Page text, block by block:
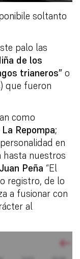
soltanto
palo las
de los
trianeros” o
que fueron
como
La Repompa;
en
hasta nuestros
Juan Peña “El
registro, de lo
a fusionar con
al